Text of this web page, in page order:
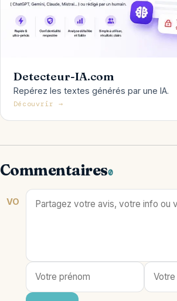
Detecteur-IA.com
Repérez les textes générés par une IA.
Découvrir →
Commentaires0
VO